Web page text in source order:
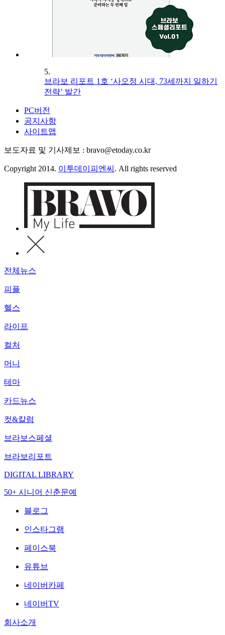
5.
브라보 리포트 1호 ‘사오정 시대, 73세까지 일하기
전략’ 발간
PC버전
공지사항
사이트맵
보도자료 및 기사제보 : bravo@etoday.co.kr
Copyright 2014. 이투데이피엔씨 . All rights reserved
전체뉴스
피플
헬스
라이프
컬처
머니
테마
카드뉴스
컷&칼럼
브라보스페셜
브라보리포트
DIGITAL LIBRARY
50+ 시니어 신춘문예
블로그
인스타그램
페이스북
유튜브
네이버카페
네이버TV
회사소개